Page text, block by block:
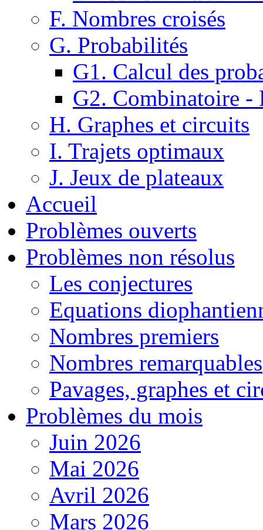
F. Nombres croisés
G. Probabilités
G1. Calcul des
G2. Combinatoire -
H. Graphes et circuits
I. Trajets optimaux
J. Jeux de plateaux
Accueil
Problèmes ouverts
Problèmes non résolus
Les conjectures
Equations
Nombres premiers
Nombres remarquables
Pavages, graphes et
Problèmes du mois
Juin 2026
Mai 2026
Avril 2026
Mars 2026